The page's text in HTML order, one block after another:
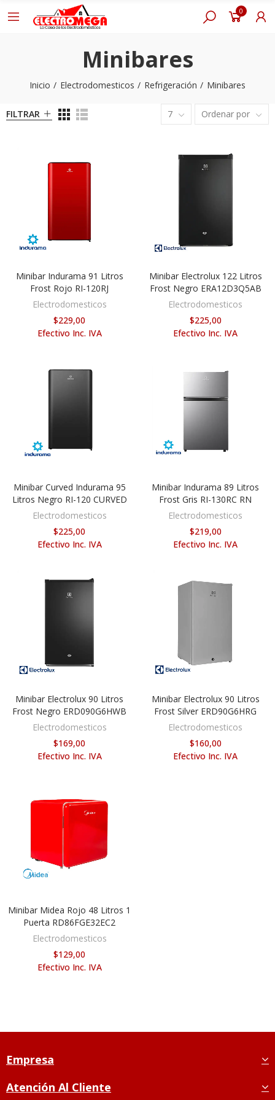
0
Minibares
Inicio Electrodomesticos Refrigeración Minibares
FILTRAR 7 Ordenar por
AÑADIR AL CARRITO
Minibar Indurama 91 Litros
Frost Rojo RI-120RJ
Electrodomesticos
$229,00
Efectivo Inc. IVA
AÑADIR AL CARRITO
Minibar Electrolux 122 Litros
Frost Negro ERA12D3Q5AB
Electrodomesticos
$225,00
Efectivo Inc. IVA
AÑADIR AL CARRITO
Minibar Curved Indurama 95
Litros Negro RI-120 CURVED
Electrodomesticos
$225,00
Efectivo Inc. IVA
AÑADIR AL CARRITO
Minibar Indurama 89 Litros
Frost Gris RI-130RC RN
Electrodomesticos
$219,00
Efectivo Inc. IVA
AÑADIR AL CARRITO
Minibar Electrolux 90 Litros
Frost Negro ERD090G6HWB
Electrodomesticos
$169,00
Efectivo Inc. IVA
AÑADIR AL CARRITO
Minibar Electrolux 90 Litros
Frost Silver ERD90G6HRG
Electrodomesticos
$160,00
Efectivo Inc. IVA
AÑADIR AL CARRITO
Minibar Midea Rojo 48 Litros 1
Puerta RD86FGE32EC2
Electrodomesticos
$129,00
Efectivo Inc. IVA
Empresa
Atención Al Cliente